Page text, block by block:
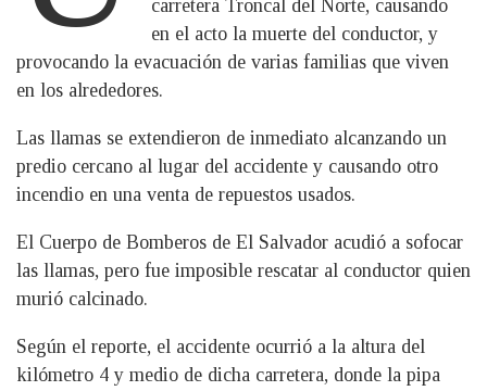
carretera Troncal del Norte, causando
en el acto la muerte del conductor, y
provocando la evacuación de varias familias que viven
en los alrededores.
Las llamas se extendieron de inmediato alcanzando un
predio cercano al lugar del accidente y causando otro
incendio en una venta de repuestos usados.
El Cuerpo de Bomberos de El Salvador acudió a sofocar
las llamas, pero fue imposible rescatar al conductor quien
murió calcinado.
Según el reporte, el accidente ocurrió a la altura del
kilómetro 4 y medio de dicha carretera, donde la pipa